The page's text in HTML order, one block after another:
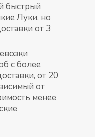
быстрый
Луки, но
от 3
с более
от 20
от
менее